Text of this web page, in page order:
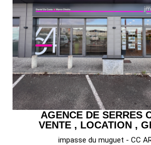
AGENCE DE SERRES
VENTE , LOCATION ,
impasse du muguet - CC